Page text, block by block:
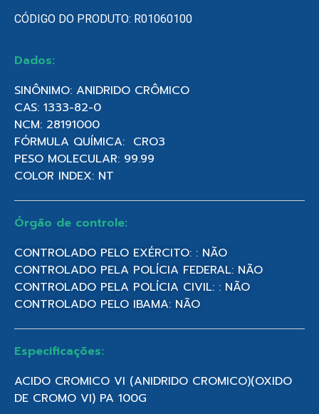
CÓDIGO DO PRODUTO: R01060100
Dados:
SINÔNIMO: ANIDRIDO CRÔMICO
CAS: 1333-82-0
NCM: 28191000
FÓRMULA QUÍMICA: CRO3
PESO MOLECULAR: 99.99
COLOR INDEX: NT
Órgão de controle:
CONTROLADO PELO EXÉRCITO: : NÃO
CONTROLADO PELA POLÍCIA FEDERAL: NÃO
CONTROLADO PELA POLÍCIA CIVIL: : NÃO
CONTROLADO PELO IBAMA: NÃO
Especificações:
ACIDO CROMICO VI (ANIDRIDO CROMICO)(OXIDO
DE CROMO VI) PA 100G